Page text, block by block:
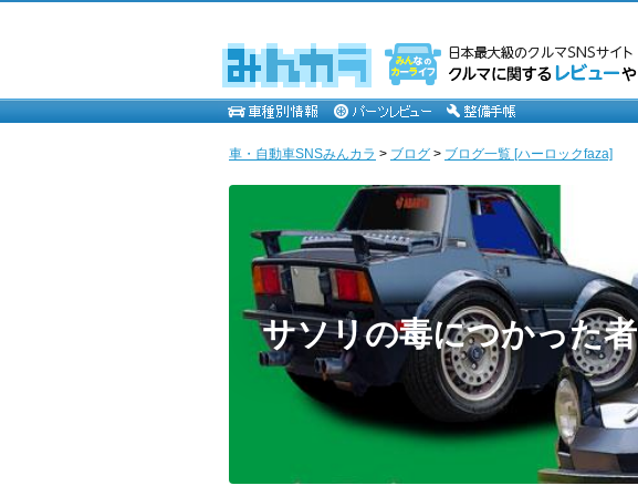
車・自動車SNSみんカラ > ブログ > ブログ一覧 [ハーロックfaza]
サソリの毒につかった者